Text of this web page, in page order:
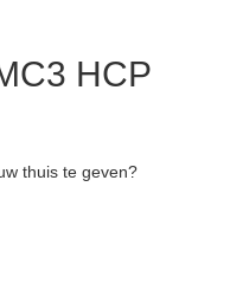
HCP
thuis te geven?